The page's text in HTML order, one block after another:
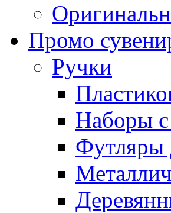
Промо
Ручки
Наборы
Футляры